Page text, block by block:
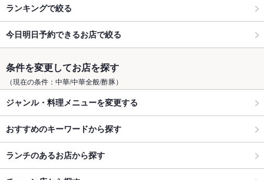
ランキングで絞る
今日明日予約できるお店で絞る
条件を変更してお店を探す
（現在の条件：中華/中華全般/酢豚）
ジャンル・料理メニューを変更する
おすすめのキーワードから探す
ランチのあるお店から探す